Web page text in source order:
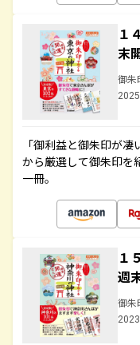
１
末
御朱
「御利益と御朱印が
から厳選して御朱印を
一冊。
１
週
御朱